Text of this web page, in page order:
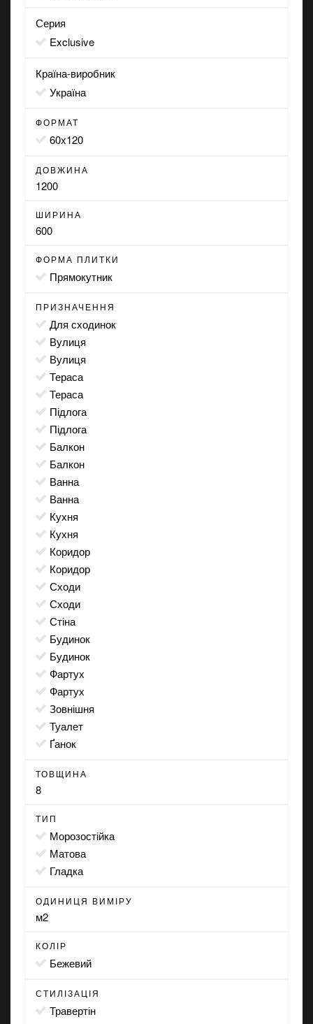
Серия
Exclusive
Країна-виробник
Україна
ФОРМАТ
60x120
ДОВЖИНА
1200
ШИРИНА
600
ФОРМА ПЛИТКИ
прямокутник
ПРИЗНАЧЕННЯ
для сходинок
вулиця
вулиця
тераса
тераса
підлога
підлога
балкон
балкон
ванна
ванна
кухня
кухня
коридор
коридор
сходи
сходи
стіна
будинок
будинок
фартух
фартух
зовнішня
туалет
ґанок
ТОВЩИНА
8
ТИП
морозостійка
матова
гладка
ОДИНИЦЯ ВИМІРУ
м2
КОЛІР
бежевий
СТИЛІЗАЦІЯ
травертін